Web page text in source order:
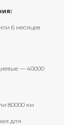
6 месяцев
— 40000
80000 км
для